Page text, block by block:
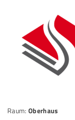
Raum: Oberhaus